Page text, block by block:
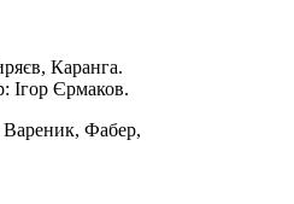
Каранга.
Ігор Єрмаков.
Фабер,